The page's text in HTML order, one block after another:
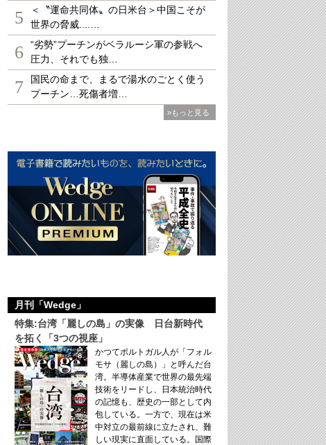
5
＜〝運命共同体〟の日米台＞中国こそが
世界の脅威....…
6
“劣勢”プーチンがベラルーシ軍の参戦へ
圧力、それでも独…
7
国民の命まで、まるで湯水のごとく使う
プーチン…死傷者増…
»もっと見る
月刊「Wedge」
特集:台湾「麗しの島」の実像 日台新時代
を拓く「3つの視座」
かつてポルトガル人が「フォル
モサ（麗しの島）」と呼んだ台
湾。半導体産業で世界の最先端
技術をリードし、日本統治時代
の記憶も、歴史の一部として内
包している。一方で、現在は米
中対立の最前線に立たされ、難
しい現実に直面している。国際